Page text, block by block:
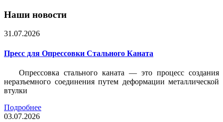
Наши новости
31.07.2026
Пресс для Опрессовки Стального Каната
Опрессовка стального каната — это процесс создания
неразъемного соединения путем деформации металлической
втулки
Подробнее
03.07.2026